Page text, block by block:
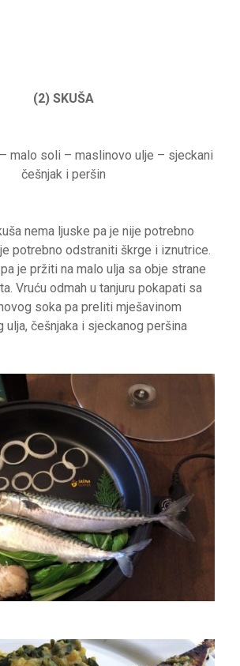
(2) SKUŠA
malo soli – maslinovo ulje – sjeckani
češnjak i peršin
nema ljuske pa je nije potrebno
potrebno odstraniti škrge i iznutrice.
je pržiti na malo ulja sa obje strane
Vruću odmah u tanjuru pokapati sa
soka pa preliti mješavinom
ulja, češnjaka i sjeckanog peršina